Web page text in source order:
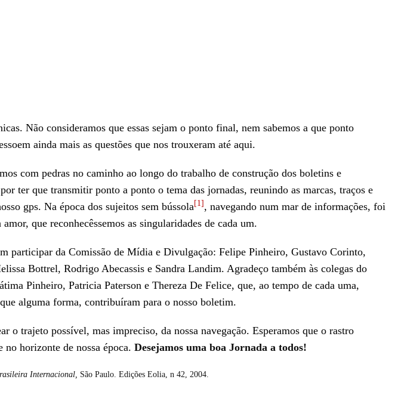
Não consideramos que essas sejam o ponto final, nem sabemos a que ponto
ainda mais as questões que nos trouxeram até aqui.
com pedras no caminho ao longo do trabalho de construção dos boletins e
ter que transmitir ponto a ponto o tema das jornadas, reunindo as marcas, traços e
gps. Na época dos sujeitos sem bússola[1] , navegando num mar de informações, foi
que reconhecêssemos as singularidades de cada um.
participar da Comissão de Mídia e Divulgação: Felipe Pinheiro, Gustavo Corinto,
Bottrel, Rodrigo Abecassis e Sandra Landim. Agradeço também às colegas do
Pinheiro, Patricia Paterson e Thereza De Felice, que, ao tempo de cada uma,
alguma forma, contribuíram para o nosso boletim.
o trajeto possível, mas impreciso, da nossa navegação. Esperamos que o rastro
no horizonte de nossa época.Desejamos uma boa Jornada a todos!
Internacional, São Paulo. Edições Eolia, n 42, 2004.